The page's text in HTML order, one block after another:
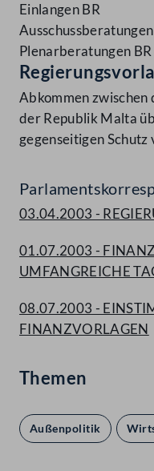
Einlangen BR
Plenarberatungen BR
Abkommen
der Republik Malta
gegenseitigen
03.04.2003 -
01.07.2003 -
UMFANGREICHE
08.07.2003 -
FINANZVORLAGEN
Themen
Außenpolitik